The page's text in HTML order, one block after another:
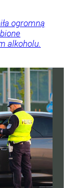
ogromną
alkoholu.